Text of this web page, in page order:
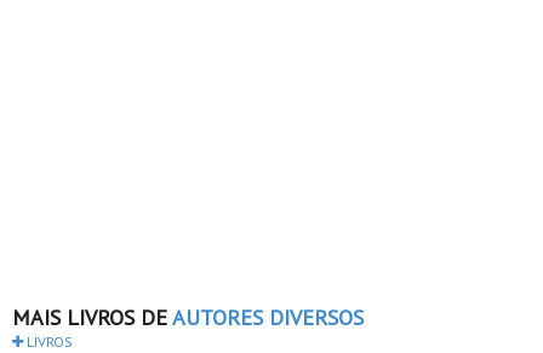
MAIS LIVROS DEAUTORES DIVERSOS
LIVROS